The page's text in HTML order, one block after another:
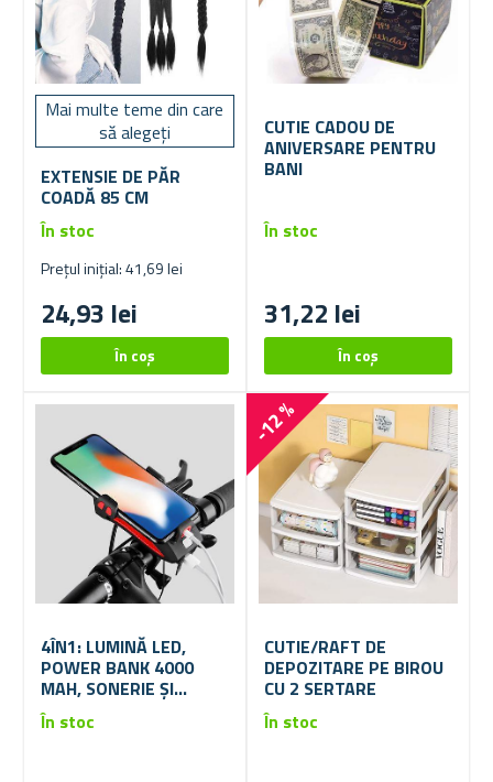
Mai multe teme din care
să alegeți
EXTENSIE DE PĂR
COADĂ 85 CM
Prețul inițial: 41,69 lei
24,93 lei
În stoc
CUTIE CADOU DE
ANIVERSARE PENTRU
BANI
31,22 lei
În stoc
4ÎN1: LUMINĂ LED,
POWER BANK 4000
MAH, SONERIE ȘI
SUPORT PENTRU
TELEFON PENTRU
În stoc
-12 %
CUTIE/RAFT DE
DEPOZITARE PE BIROU
CU 2 SERTARE
În stoc